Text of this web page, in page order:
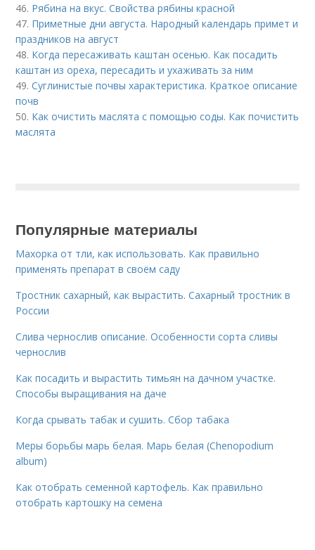
46. Рябина на вкус. Свойства рябины красной
47. Приметные дни августа. Народный календарь примет и
праздников на август
48. Когда пересаживать каштан осенью. Как посадить
каштан из ореха, пересадить и ухаживать за ним
49.Суглинистые почвы характеристика. Краткое описание
почв
50. Как очистить маслята с помощью соды. Как почистить
маслята
Популярные материалы
Махорка от тли, как использовать. Как правильно
применять препарат в своём саду
Тростник сахарный, как вырастить. Сахарный тростник в
России
Слива чернослив описание. Особенности сорта сливы
чернослив
Как посадить и вырастить тимьян на дачном участке.
Способы выращивания на даче
Когда срывать табак и сушить. Сбор табака
Меры борьбы марь белая. Марь белая (Chenopodium
album)
Как отобрать семенной картофель. Как правильно
отобрать картошку на семена